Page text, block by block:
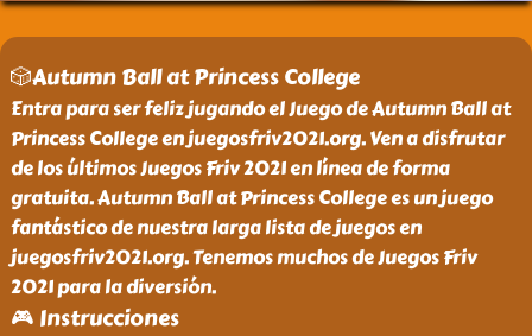
🎲Autumn Ball at Princess College
Entra para ser feliz jugando el Juego de Autumn Ball at
Princess College en juegosfriv2021.org. Ven a disfrutar
de los últimos Juegos Friv 2021 en línea de forma
gratuita. Autumn Ball at Princess College es un juego
fantástico de nuestra larga lista de juegos en
juegosfriv2021.org. Tenemos muchos de Juegos Friv
2021 para la diversión.
🎮 Instrucciones